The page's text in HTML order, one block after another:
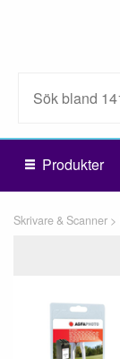
Produkter
Skrivare & Scanner